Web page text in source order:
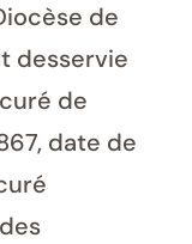
de
desservie
de
date de